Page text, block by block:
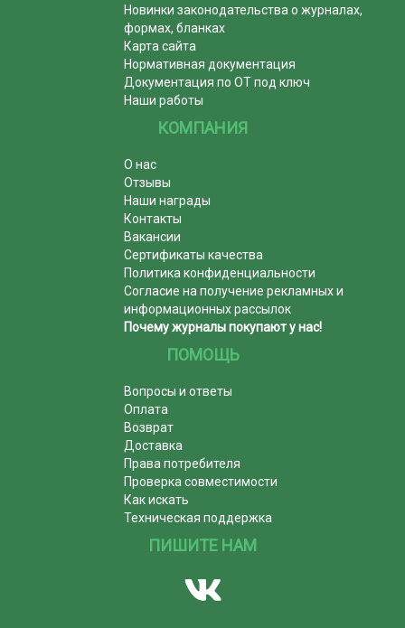
Новинки законодательства о журналах,
формах, бланках
Карта сайта
Нормативная документация
Документация по ОТ под ключ
Наши работы
КОМПАНИЯ
О нас
Отзывы
Наши награды
Контакты
Вакансии
Сертификаты качества
Политика конфиденциальности
Согласие на получение рекламных и
информационных рассылок
Почему журналы покупают у нас!
ПОМОЩЬ
Вопросы и ответы
Оплата
Возврат
Доставка
Права потребителя
Проверка совместимости
Как искать
Техническая поддержка
ПИШИТЕ НАМ